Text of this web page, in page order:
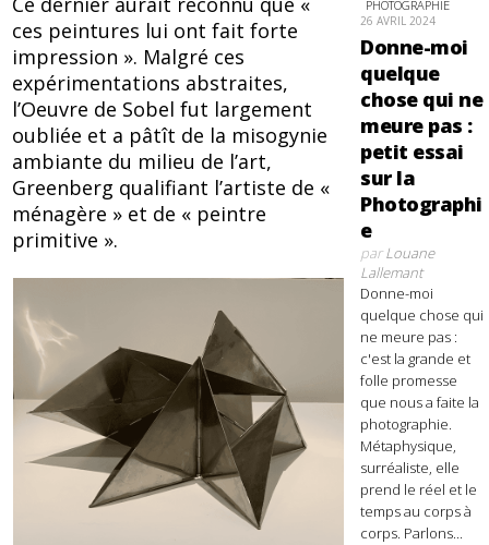
ces peintures lui ont fait forte
impression ». Malgré ces
expérimentations abstraites,
l’Oeuvre de Sobel fut largement
oubliée et a pâtît de la misogynie
ambiante du milieu de l’art,
Greenberg qualifiant l’artiste de «
ménagère » et de « peintre
primitive ».
PHOTOGRAPHIE
26 AVRIL 2024
Donne-moi
quelque
chose qui ne
meure pas :
petit essai
sur la
Photographi
e
parLouane
Lallemant
Donne-moi
quelque chose qui
ne meure pas :
c'est la grande et
folle promesse
que nous a faite la
photographie.
Métaphysique,
surréaliste, elle
prend le réel et le
temps au corps à
corps. Parlons...